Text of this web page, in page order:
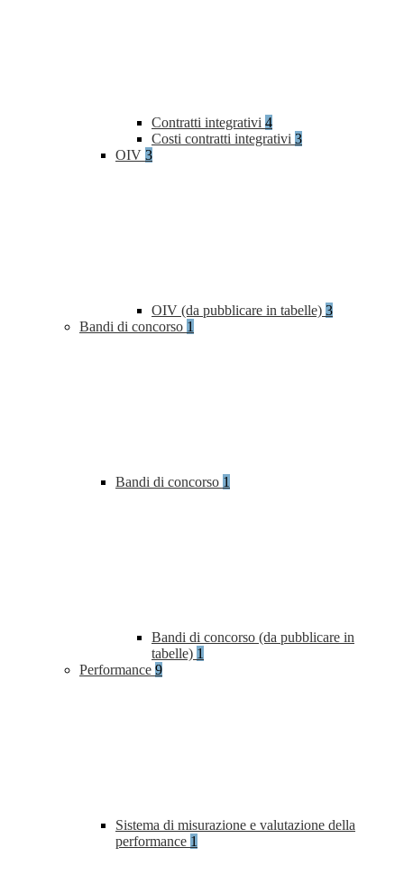
Contratti integrativi 4
Costi contratti integrativi 3
OIV 3
OIV (da pubblicare in tabelle) 3
Bandi di concorso 1
Bandi di concorso 1
Bandi di concorso (da pubblicare in
tabelle) 1
Performance 9
Sistema di misurazione e valutazione della
performance 1